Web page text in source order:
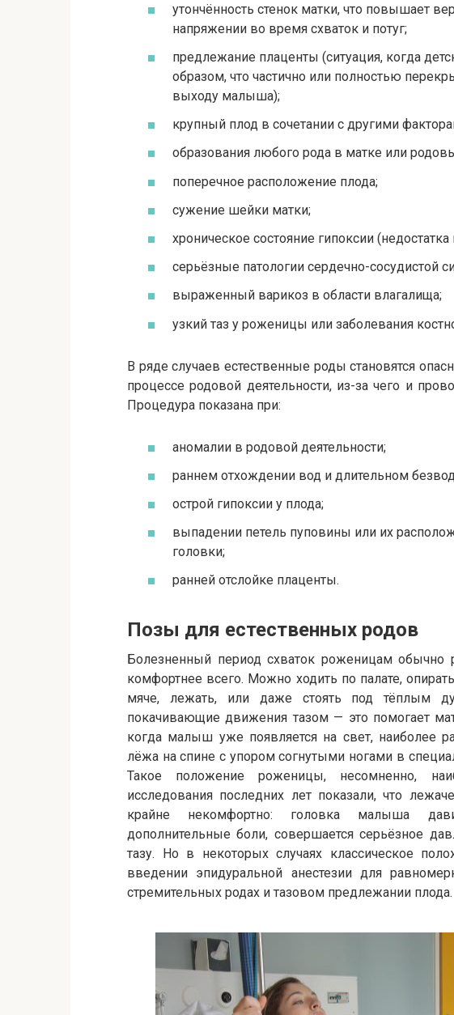
утончённость стенок матки, что повышает
напряжении во время схваток и потуг;
предлежание плаценты (ситуация, когда
образом, что частично или полностью
выходу малыша);
крупный плод в сочетании с другими
образования любого рода в матке или
поперечное расположение плода;
сужение шейки матки;
хроническое состояние гипоксии
серьёзные патологии сердечно-сосудистой
выраженный варикоз в области влагалища;
узкий таз у роженицы или заболевания
В ряде случаев естественные роды становятся
процессе родовой деятельности, из-за чего и
Процедура показана при:
аномалии в родовой деятельности;
раннем отхождении вод и длительном
острой гипоксии у плода;
выпадении петель пуповины или их
головки;
ранней отслойке плаценты.
Позы для естественных родов
Болезненный период схваток роженицам обычно
комфортнее всего. Можно ходить по палате,
мяче, лежать, или даже стоять под тёплым
покачивающие движения тазом — это помогает
когда малыш уже появляется на свет, наиболее
лёжа на спине с упором согнутыми ногами в
Такое положение роженицы, несомненно,
исследования последних лет показали, что
крайне некомфортно: головка малыша
дополнительные боли, совершается серьёзное
тазу. Но в некоторых случаях классическое
введении эпидуральной анестезии для
стремительных родах и тазовом предлежании плода.